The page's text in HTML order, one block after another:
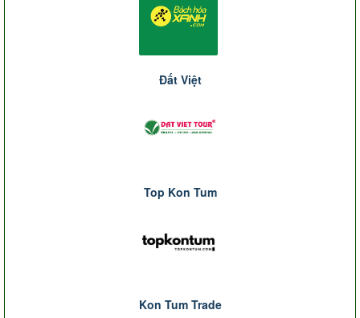
Đất Việt
Top Kon Tum
Kon Tum Trade